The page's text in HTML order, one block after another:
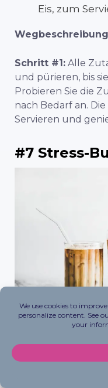
Eis, zum
Schritt #1: Alle
und pürieren, bis
Probieren Sie die
nach Bedarf an.
Servieren und
#7 Stress-
Mit dem